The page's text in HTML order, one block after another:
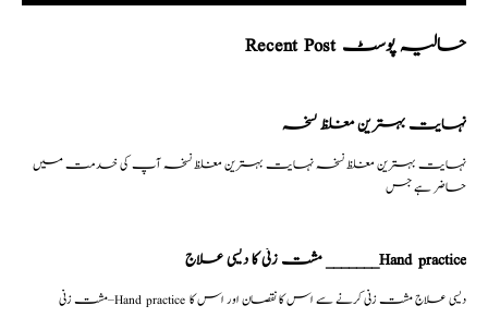
Recent Post حالیہ پوسٹ
نہایت بہترین مغلظ نسخہ
نہایت بہترین مغلظ نسخہ نہایت بہترین مغلظ نسخہ آپ کی خدمت میں
حاضر ہے جس
مشت زنی کا دیسی علاج _______Hand practice
مشت زنی–Hand practice دیسی علاج مشت زنی کرنے سے اس کا نقصان اور اس کا